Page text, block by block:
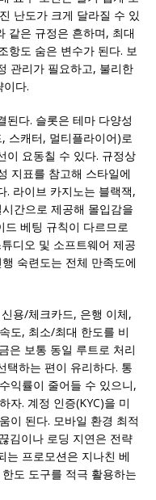
난도가 크게 달라질 수 있
같은 규정은 흔하며, 최대
항도 숨은 변수가 된다. 보
관리가 필요하고, 불리한
다.
된다. 슬롯은 테마 다양성
스캐터, 멀티플라이어)로
이 요동칠 수 있다. 규정상
지표를 참고해 스타일에
. 라이브 카지노는 블랙잭,
간으로 제공해 몰입감을
드 베팅 규칙이 다르므로
디오 및 소프트웨어 제공
숙련도는 전체 만족도에
용/체크카드, 은행 이체,
도, 최소/최대 한도를 비
은 보통 동일 루트로 처리
택하는 편이 유리하다. 통
익률이 줄어들 수 있으니,
자. 계정 인증(KYC)을 미
이 된다. 모바일 환경 최적
김이나 로딩 지연은 전략
는 프로모션은 지나친 베
도 도구를 적극 활용하는